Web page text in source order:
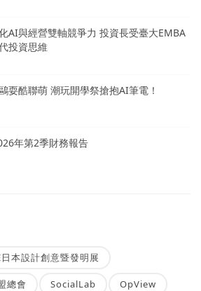
AI與經營雙軸競爭力 投資長受臺大EMBA
投資思維
耍酷聯萌 潮玩開學祭搶抱AI筆電！
年第2季財務報告
日本設計創意暨發明展
總會 SocialLab OpView